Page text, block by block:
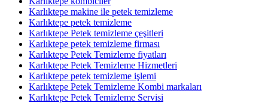
Karlıktepe makine ile petek temizleme
Karlıktepe petek temizleme
Karlıktepe Petek temizleme çeşitleri
Karlıktepe petek temizleme firması
Karlıktepe Petek Temizleme fiyatları
Karlıktepe Petek Temizleme Hizmetleri
Karlıktepe petek temizleme işlemi
Karlıktepe Petek Temizleme Kombi markaları
Karlıktepe Petek Temizleme Servisi